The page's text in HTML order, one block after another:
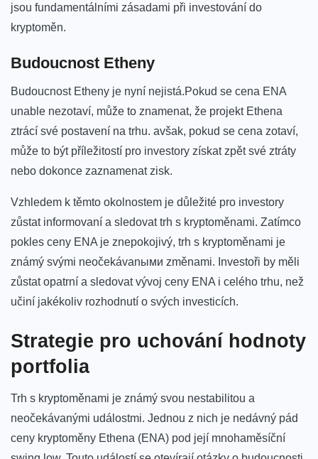
jsou ⁢fundamentálními zásadami při investování do
kryptoměn.
Budoucnost Etheny
Budoucnost Etheny je nyní nejistá.Pokud se cena ENA
unable nezotaví, může to znamenat, že projekt ⁢Ethena
ztrácí své postavení na trhu.⁢ avšak, pokud se⁣ cena ​zotaví,
může to být příležitostí pro investory získat zpět své ztráty
nebo dokonce zaznamenat zisk.
Vzhledem k těmto⁤ okolnostem je důležité pro investory
zůstat informovaní a sledovat trh ⁣s kryptoměnami. Zatímco
pokles ceny ENA je znepokojivý, trh s kryptoměnami je
známý svými neočekávanыми změnami. Investoři by měli
zůstat opatrní a sledovat vývoj ceny ​ENA i celého⁣ trhu, než
učiní jakékoliv rozhodnutí o svých investicích.
Strategie pro uchování hodnoty
portfolia
Trh s kryptoměnami je známý svou nestabilitou a
neočekávanými událostmi. ⁢Jednou z ​nich je nedávný pád
ceny kryptoměny Ethena (ENA) pod její mnohaměsíční